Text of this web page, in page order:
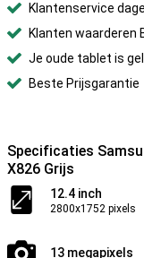
Klantenservice
Klanten waarderen
Je oude tablet is
Beste Prijsgarantie
Specificaties
X826 Grijs
12.4 inch
2800x1752 pixels
13 megapixels